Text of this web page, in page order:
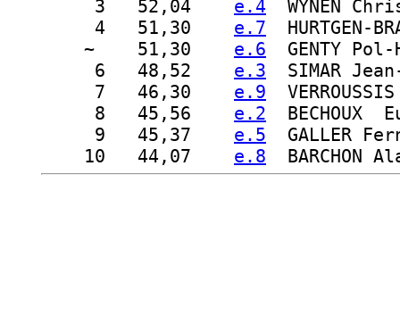
  3
   52,04
e.4
WYNEN
  4
   51,30
e.7
HURTGEN-
~
   51,30
e.6
GENTY
  6
   48,52
e.3
SIMAR
  7
   46,30
e.9
  8
   45,56
e.2
BECHOUX
  9
   45,37
e.5
GALLER
10
   44,07
e.8
BARCHON